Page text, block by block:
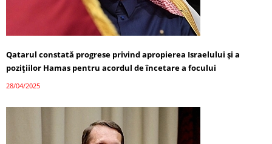
Qatarul constată progrese privind apropierea Israelului și a
pozițiilor Hamas pentru acordul de încetare a focului
28/04/2025